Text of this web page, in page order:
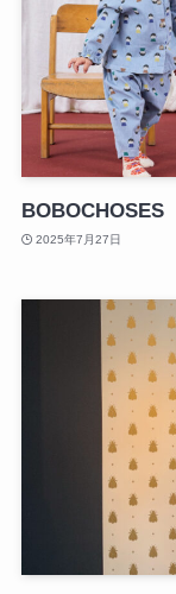
2025年7月27日